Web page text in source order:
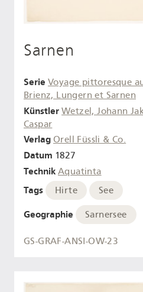
Sarnen
Serie Voyage pittoresque
Brienz, Lungern et Sarnen
Künstler Wetzel, Johann
Caspar
Verlag Orell Füssli & Co.
Datum 1827
Technik Aquatinta
Tags Hirte See
Geographie Sarnersee
GS-GRAF-ANSI-OW-23